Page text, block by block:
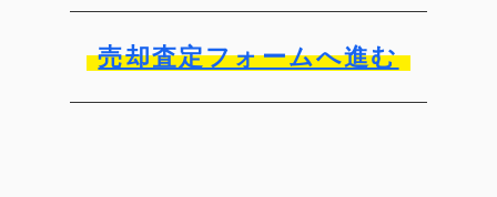
売却査定フォームへ進む